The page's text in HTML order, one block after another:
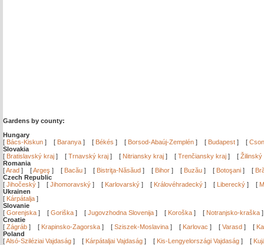
Gardens by county:
Hungary
[ Bács-Kiskun ] [ Baranya ] [ Békés ] [ Borsod-Abaúj-Zemplén ] [ Budapest ] [
Slovakia
[ Bratislavský kraj ] [ Trnavský kraj ] [ Nitriansky kraj ] [ Trenčiansky kraj ] [
Romania
[Arad ] [Argeş ] [ Bacău ] [ Bistriţa-Năsăud ] [ Bihor ] [ Buzău ] [ Botoşani ] [
Czech Republic
[ Jihočeský ] [ Jihomoravský ] [ Karlovarský ] [ Královéhradecký ] [ Liberecký ] [
Ukrainen
[ Kárpátalja ]
Slovanie
[ Gorenjska ] [ Goriška ] [ Jugovzhodna Slovenija ] [ Koroška ] [ Notranjsko-kraška
Croatie
[ Zágráb ] [ Krapinsko-Zagorska ] [ Sziszek-Moslavina ] [ Karlovac ] [ Varasd ] [
Poland
[Alsó-Sziléziai Vajdaság ] [ Kárpátaljai Vajdaság ] [ Kis-Lengyelországi Vajdaság ] [